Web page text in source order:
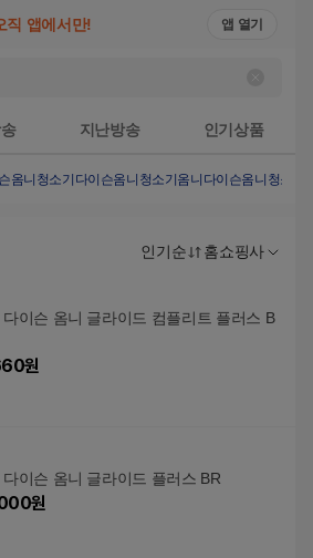
직 앱에서만! 앱 열기
지난방송 인기상품
옴니청소기 다이슨옴니청소기옴니 다이슨옴니청소기
인기순 홈쇼핑사
다이슨 옴니 글라이드 컴플리트 플러스 B
원
다이슨 옴니 글라이드 플러스 BR
원